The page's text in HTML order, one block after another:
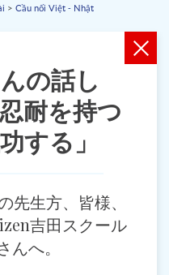
> Cầu nối Việt - Nhật
の話し
耐を持つ
する」
先生方、皆様、
吉田スクール
んへ。